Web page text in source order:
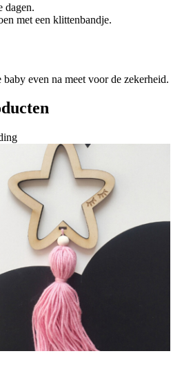
dagen.
met een klittenbandje.
even na meet voor de zekerheid.